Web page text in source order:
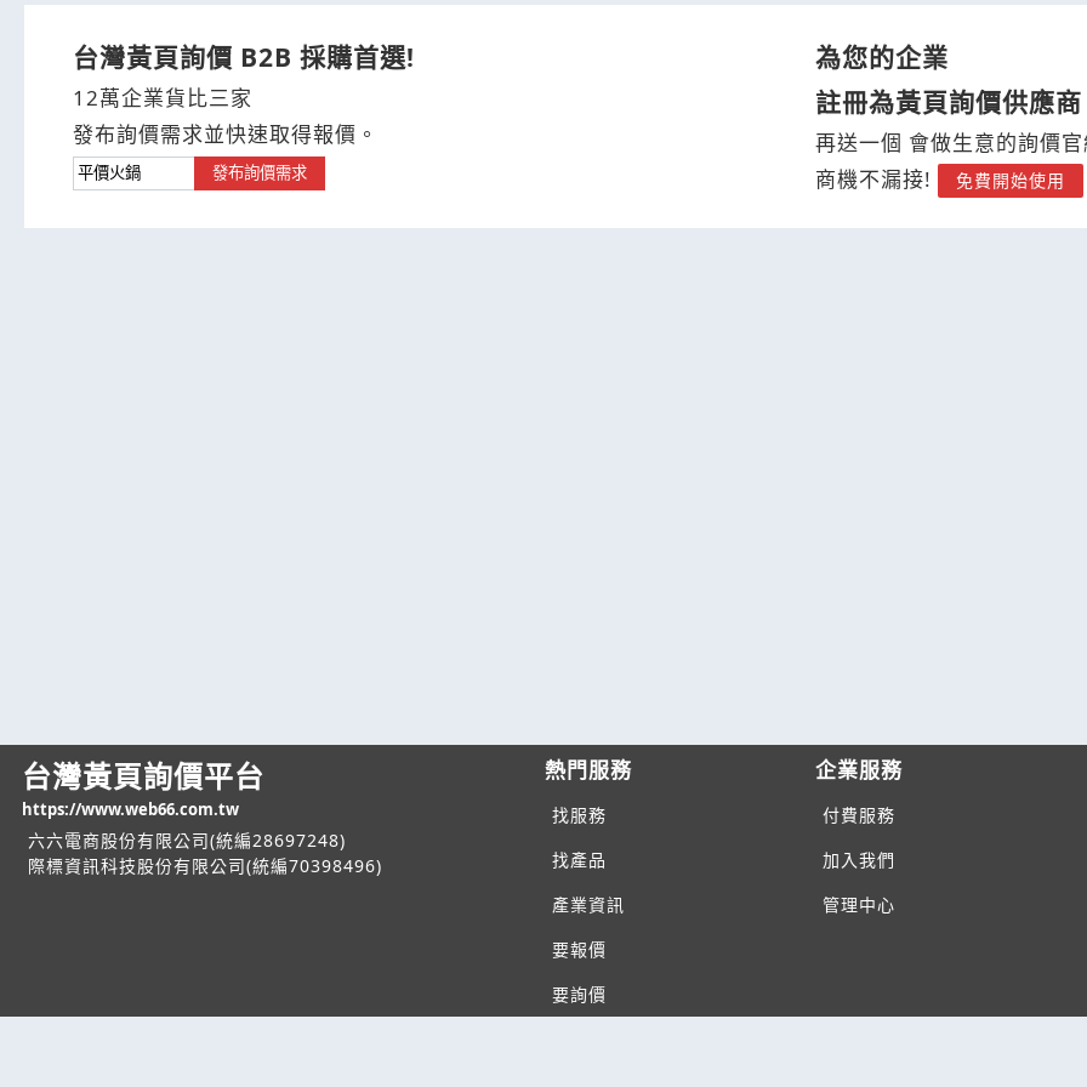
台灣黃頁詢價 B2B 採購首選!
12萬企業貨比三家
發布詢價需求並快速取得報價。
發布詢價需求
為您的企業
註冊為黃頁詢價供應商
再送一個 會做生意的詢價
商機不漏接!
免費開始使用
台灣黃頁詢價平台
https://www.web66.com.tw
六六電商股份有限公司(統編28697248)
際標資訊科技股份有限公司(統編70398496)
熱門服務
找服務
找產品
產業資訊
要報價
要詢價
企業服務
付費服務
加入我們
管理中心